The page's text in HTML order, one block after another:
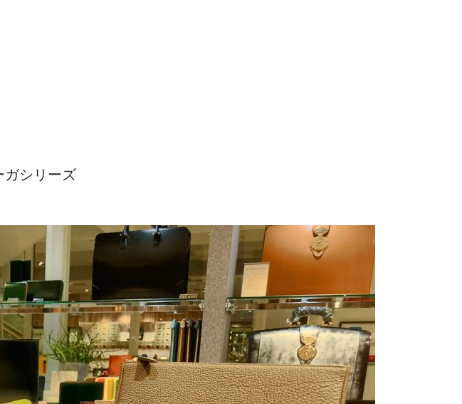
ガシリーズ